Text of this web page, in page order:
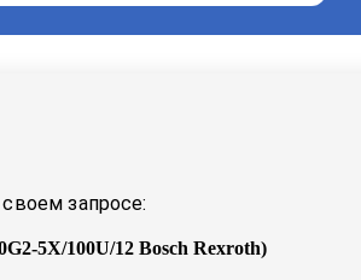
запросе:
5X/100U/12 Bosch Rexroth)